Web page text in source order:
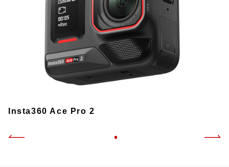
Insta360 Ace Pro 2